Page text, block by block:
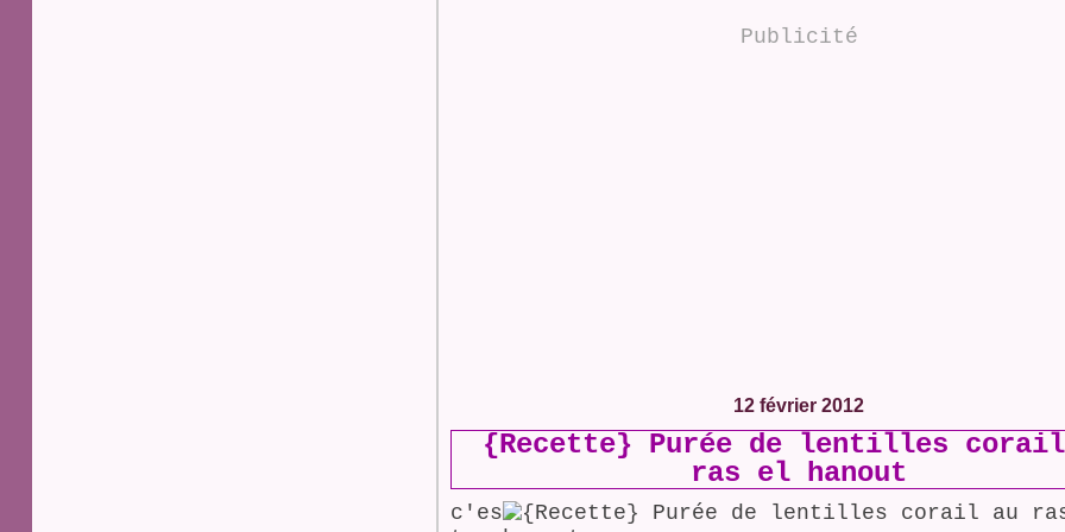
Publicité
12 février 2012
{Recette} Purée de lentilles
ras el hanout
c'es